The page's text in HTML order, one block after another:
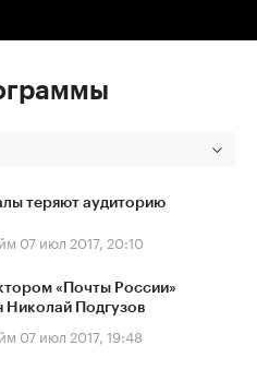
теряют аудиторию
07 июл 2017, 20:10
«Почты России»
Николай Подгузов
07 июл 2017, 19:48